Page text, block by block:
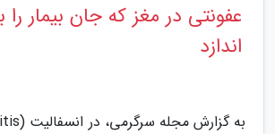
عفونتی در مغز که جان بیمار
اندازد